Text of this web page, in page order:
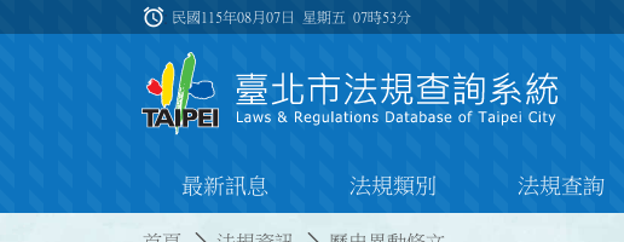
:::
alarm 民國115年08月07日 星期五07時53分
最新訊息 法規類別 法規查詢